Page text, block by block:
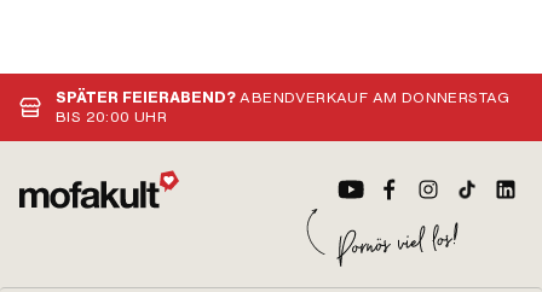
SPÄTER FEIERABEND?ABENDVERKAUF AM DONNERSTAG
BIS 20:00 UHR